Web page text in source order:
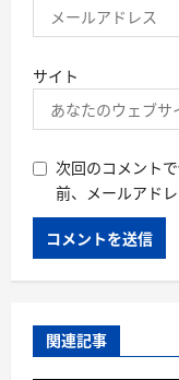
サイト
次回のコメント
前、メールアド
関連記事